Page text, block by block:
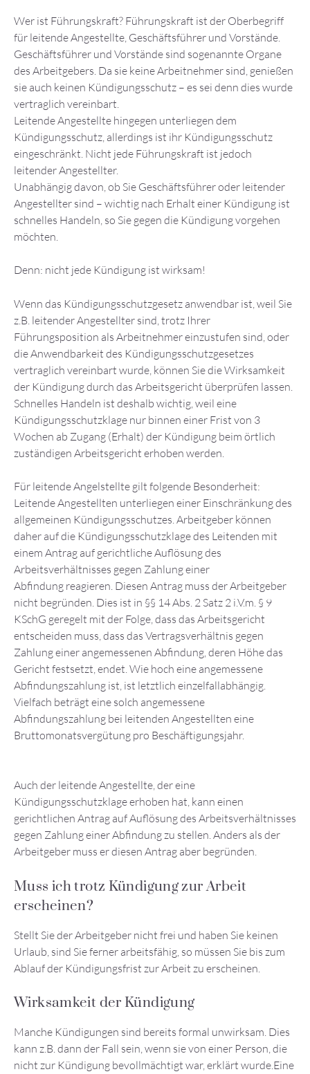
Wer ist Führungskraft? Führungskraft ist der Oberbegriff
für leitende Angestellte, Geschäftsführer und Vorstände.
Geschäftsführer und Vorstände sind sogenannte Organe
des Arbeitgebers. Da sie keine Arbeitnehmer sind, genießen
sie auch keinen Kündigungsschutz – es sei denn dies wurde
vertraglich vereinbart.
Leitende Angestellte hingegen unterliegen dem
Kündigungsschutz, allerdings ist ihr Kündigungsschutz
eingeschränkt. Nicht jede Führungskraft ist jedoch
leitender Angestellter.
Unabhängig davon, ob Sie Geschäftsführer oder leitender
Angestellter sind – wichtig nach Erhalt einer Kündigung ist
schnelles Handeln, so Sie gegen die Kündigung vorgehen
möchten.
Denn: nicht jede Kündigung ist wirksam!
Wenn das Kündigungsschutzgesetz anwendbar ist, weil Sie
z.B. leitender Angestellter sind, trotz Ihrer
Führungsposition als Arbeitnehmer einzustufen sind, oder
die Anwendbarkeit des Kündigungsschutzgesetzes
vertraglich vereinbart wurde, können Sie die Wirksamkeit
der Kündigung durch das Arbeitsgericht überprüfen lassen.
Schnelles Handeln ist deshalb wichtig, weil eine
Kündigungsschutzklage nur binnen einer Frist von 3
Wochen ab Zugang (Erhalt) der Kündigung beim örtlich
zuständigen Arbeitsgericht erhoben werden.
Für leitende Angelstellte gilt folgende Besonderheit:
Leitende Angestellten unterliegen einer Einschränkung des
allgemeinen Kündigungsschutzes. Arbeitgeber können
daher auf die Kündigungsschutzklage des Leitenden mit
einem Antrag auf gerichtliche Auflösung des
Arbeitsverhältnisses gegen Zahlung einer
Abfindung reagieren. Diesen Antrag muss der Arbeitgeber
nicht begründen. Dies ist in §§ 14 Abs. 2 Satz 2 i.V.m. § 9
KSchG geregelt mit der Folge, dass das Arbeitsgericht
entscheiden muss, dass das Vertragsverhältnis gegen
Zahlung einer angemessenen Abfindung, deren Höhe das
Gericht festsetzt, endet. Wie hoch eine angemessene
Abfindungszahlung ist, ist letztlich einzelfallabhängig.
Vielfach beträgt eine solch angemessene
Abfindungszahlung bei leitenden Angestellten eine
Bruttomonatsvergütung pro Beschäftigungsjahr.
Auch der leitende Angestellte, der eine
Kündigungsschutzklage erhoben hat, kann einen
gerichtlichen Antrag auf Auflösung des Arbeitsverhältnisses
gegen Zahlung einer Abfindung zu stellen. Anders als der
Arbeitgeber muss er diesen Antrag aber begründen.
Muss ich trotz Kündigung zur Arbeit
erscheinen?
Stellt Sie der Arbeitgeber nicht frei und haben Sie keinen
Urlaub, sind Sie ferner arbeitsfähig, so müssen Sie bis zum
Ablauf der Kündigungsfrist zur Arbeit zu erscheinen.
Wirksamkeit der Kündigung
Manche Kündigungen sind bereits formal unwirksam. Dies
kann z.B. dann der Fall sein, wenn sie von einer Person, die
nicht zur Kündigung bevollmächtigt war, erklärt wurde.Eine